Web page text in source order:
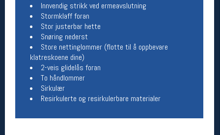
Innvendig strikk ved ermeavslutning
Stormklaff foran
Stor justerbar hette
Snøring nederst
Store nettinglommer (flotte til å oppbevare
klatreskoene dine)
2-veis glidelås foran
To håndlommer
Sirkulær
Resirkulerte og resirkulerbare materialer
Ledige stillinger
Ledige stillinger
Følg oss på